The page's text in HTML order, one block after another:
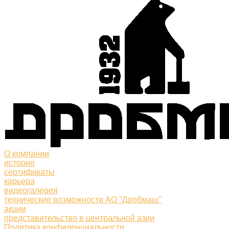
О компании
история
сертификаты
карьера
видеогалерея
технические возможности АО "Дробмаш"
акции
представительство в центральной азии
Политика конфиденциальности